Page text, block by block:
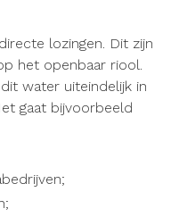
lozingen. Dit zijn
het openbaar riool.
water uiteindelijk in
gaat bijvoorbeeld